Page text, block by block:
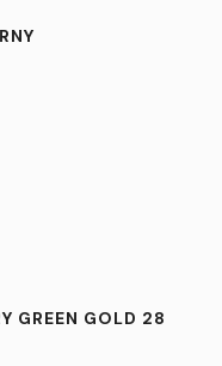
GREEN GOLD 28